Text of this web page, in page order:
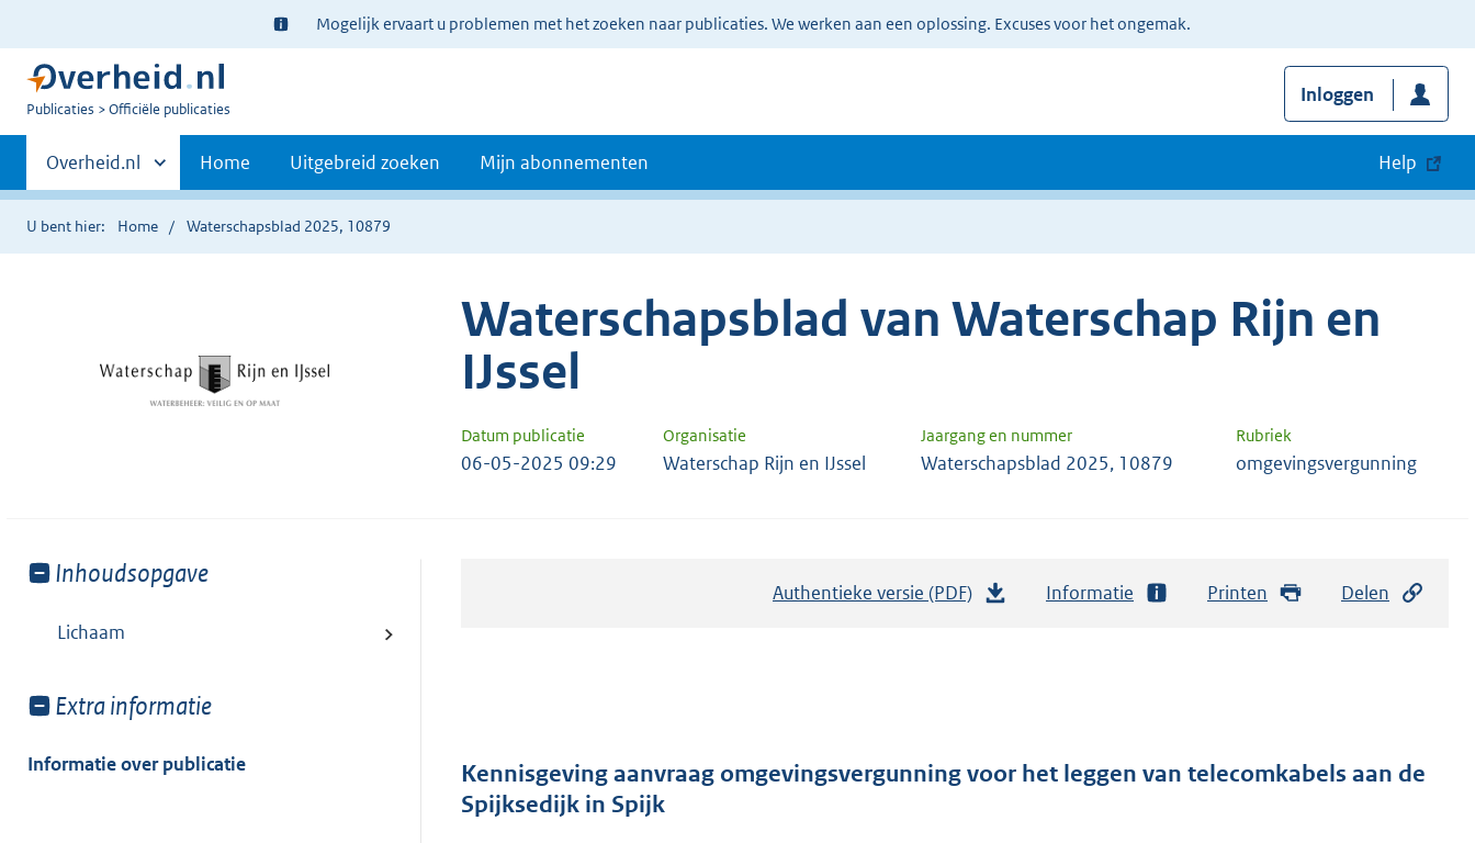
Ter
informatie:
Mogelijk ervaart u problemen met het zoeken naar publicaties. We werken aan een oplossing. Excuses voor het ongemak.
U
Publicaties Officiële publicaties
Inloggen
Primaire
navigatie
Andere
sites
binnen
Overheid.nl Home Uitgebreid zoeken Mijn abonnementen Help
U bent hier: Home Waterschapsblad 2025, 10879
Waterschapsblad van Waterschap Rijn en
IJssel
Datum publicatie Organisatie Jaargang en nummer Rubriek
06-05-2025 09:29 Waterschap Rijn en IJssel Waterschapsblad 2025, 10879 omgevingsvergunning
Toon
van:
Inhoudsopgave
Lichaam
Toon
van:
Extra informatie
Informatie over publicatie
Authentieke versie (PDF)
d
Informatie Printen Delen
Kennisgeving aanvraag omgevingsvergunning voor het leggen van telecomkabels aan de
Spijksedijk in Spijk